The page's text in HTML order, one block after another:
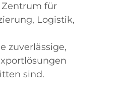
für
Logistik,
zuverlässige,
sind.